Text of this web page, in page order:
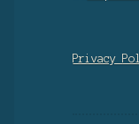
Privacy